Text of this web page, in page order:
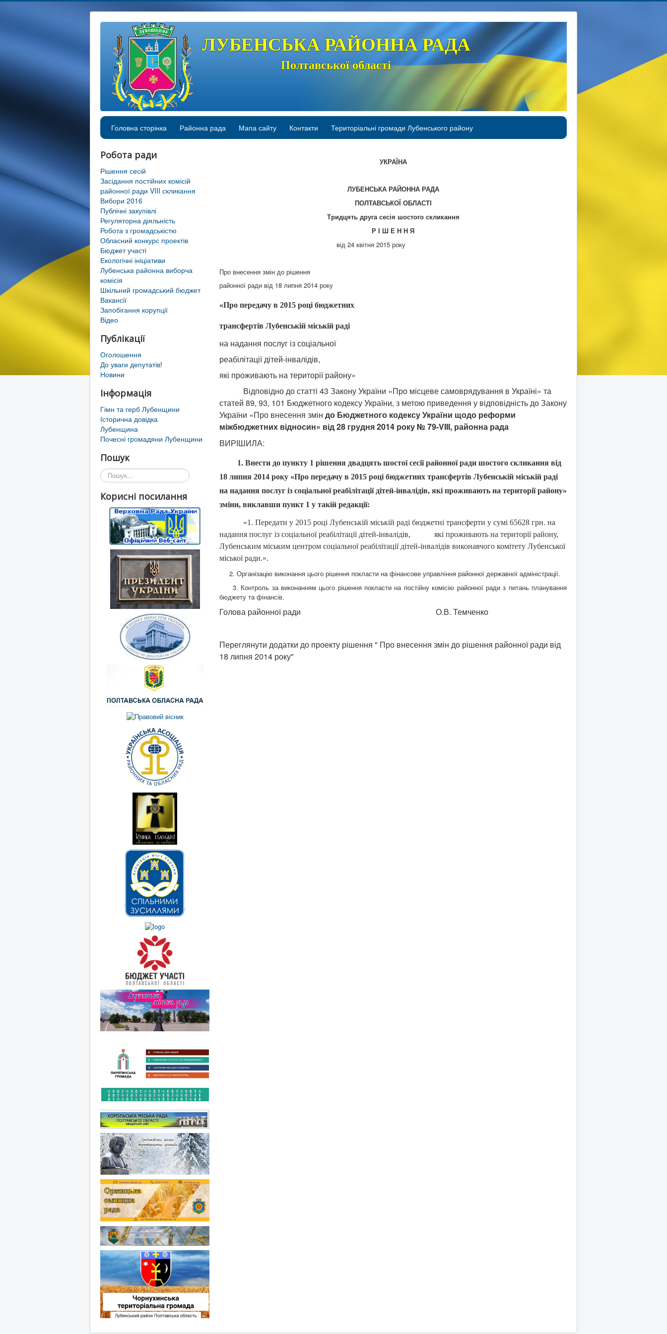
ЛУБЕНСЬКА РАЙОННА РАДА
Полтавської області
Головна сторінка Районна рада Мапа сайту Контакти Територіальні громади Лубенського району
Робота ради
Рішення сесій
Засідання постійних комісій
районної ради VIII скликання
Вибори 2016
Публічні закупівлі
Регуляторна діяльність
Робота з громадськістю
Обласний конкурс проектів
Бюджет участі
Екологічні ініціативи
Лубенська районна виборча
комісія
Шкільний громадський бюджет
Вакансії
Запобігання корупції
Відео
Публікації
Оголошення
До уваги депутатів!
Новини
Інформація
Гімн та герб Лубенщини
Історична довідка
Лубенщина
Почесні громадяни Лубенщини
Пошук
Пошук...
Корисні посилання
УКРАЇНА
ЛУБЕНСЬКА РАЙОННА РАДА
ПОЛТАВСЬКОЇ ОБЛАСТІ
Тридцять друга сесія шостого скликання
Р І Ш Е Н Н Я
від 24 квітня 2015 року
Про внесення змін до рішення
районної ради від 18 липня 2014 року
«Про передачу в 2015 році бюджетних
трансфертів Лубенській міській раді
на надання послуг із соціальної
реабілітації дітей-інвалідів,
які проживають на території району»
Відповідно до статті 43 Закону України «Про місцеве самоврядування в Україні» та
статей 89, 93, 101 Бюджетного кодексу України, з метою приведення у відповідність до Закону
України «Про внесення змін до Бюджетного кодексу України щодо реформи
міжбюджетних відносин» від 28 грудня 2014 року № 79-VIII, районна рада
ВИРІШИЛА:
1. Внести до пункту 1 рішення двадцять шостої сесії районної ради шостого скликання від
18 липня 2014 року «Про передачу в 2015 році бюджетних трансфертів Лубенській міській раді
на надання послуг із соціальної реабілітації дітей-інвалідів, які проживають на території району»
зміни, виклавши пункт 1 у такій редакції:
«1. Передати у 2015 році Лубенській міській раді бюджетні трансферти у сумі 65628 грн. на
надання послуг із соціальної реабілітації дітей-інвалідів, які проживають на території району,
Лубенським міським центром соціальної реабілітації дітей-інвалідів виконавчого комітету Лубенської
міської ради.».
2. Організацію виконання цього рішення покласти на фінансове управління районної державної адміністрації.
3. Контроль за виконанням цього рішення покласти на постійну комісію районної ради з питань планування
бюджету та фінансів.
Голова районної ради О.В. Темченко
Переглянути додатки до проекту рішення " Про внесення змін до рішення районної ради від
18 липня 2014 року"